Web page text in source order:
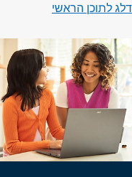
דלג לתוכן הראשי